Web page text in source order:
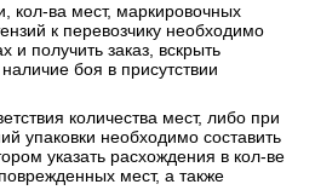
кол-ва мест, маркировочных
к перевозчику необходимо
и получить заказ, вскрыть
боя в присутствии
количества мест, либо при
упаковки необходимо составить
указать расхождения в кол-ве
мест, а также